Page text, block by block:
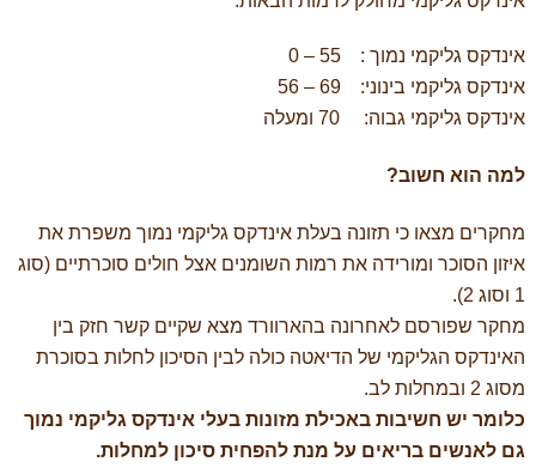
אינדקס גליקמי נמוך : 0 – 55
אינדקס גליקמי בינוני: 56 – 69
אינדקס גליקמי גבוה: 70ומעלה
למה הוא חשוב?
מחקרים מצאו כי תזונה בעלת אינדקס גליקמי נמוך משפרת את
איזון הסוכר ומורידה את רמות השומנים אצל חולים סוכרתיים (סוג
1 וסוג 2).
מחקר שפורסם לאחרונה בהארוורד מצא שקיים קשר חזק בין
האינדקס הגליקמי של הדיאטה כולה לבין הסיכון לחלות בסוכרת
מסוג 2 ובמחלות לב.
כלומר יש חשיבות באכילת מזונות בעלי אינדקס גליקמי נמוך
גם לאנשים בריאים על מנת להפחית סיכון למחלות.